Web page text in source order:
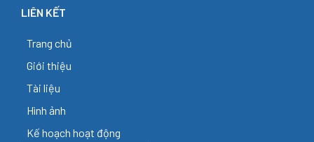
LIÊN KẾT
Trang chủ
Giới thiệu
Tài liệu
Hình ảnh
Kế hoạch hoạt động